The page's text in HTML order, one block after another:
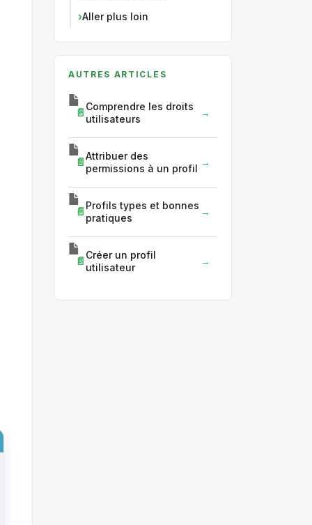
Aller plus loin
AUTRES ARTICLES
Comprendre les droits
utilisateurs
Attribuer des
permissions à un profil
Profils types et bonnes
pratiques
Créer un profil
utilisateur